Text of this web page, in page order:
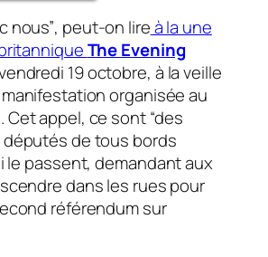
nous”, peut-on lireà la une
The Evening
19 octobre, à la veille
organisée au
Cet appel, ce sont“des
de tous bords
le passent, demandant aux
dans les rues pour
référendum sur